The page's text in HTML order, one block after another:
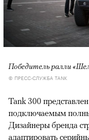
Победитель ралли
© ПРЕСС-СЛУЖБА TANK
Tank 300
подключаемым
Дизайнеры бренда
адаптировать